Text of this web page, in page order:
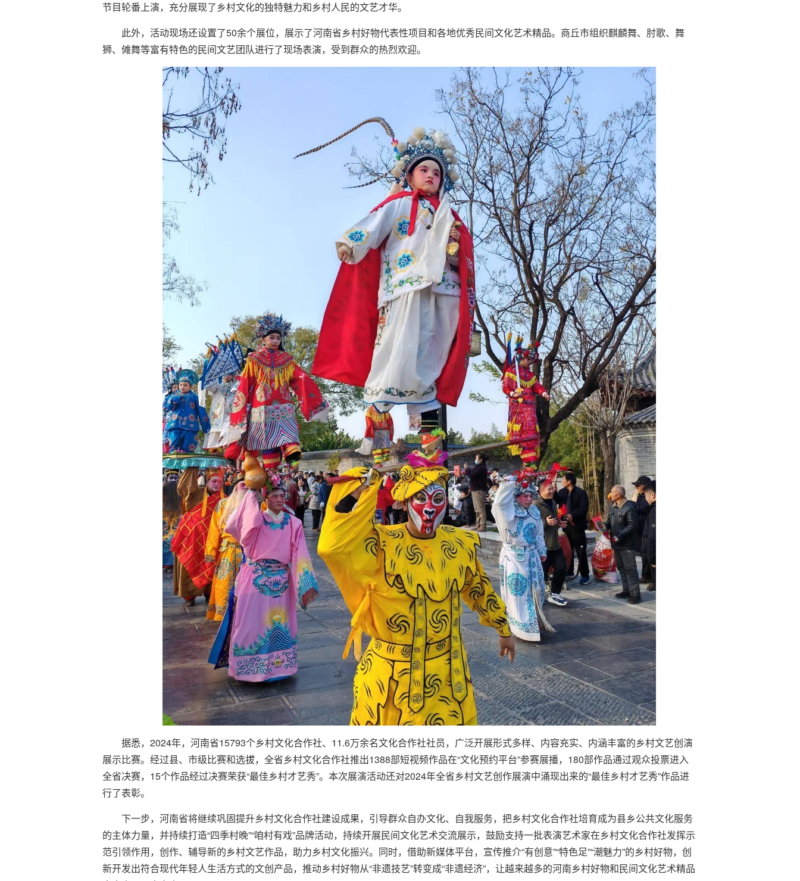
节目轮番上演，充分展现了乡村文化的独特魅力和乡村人民的文艺才华。
此外，活动现场还设置了50余个展位，展示了河南省乡村好物代表性项目和各地优秀民间文化艺术精品。商丘市组织麒麟舞、肘歌、舞
狮、傩舞等富有特色的民间文艺团队进行了现场表演，受到群众的热烈欢迎。
据悉，2024年，河南省15793个乡村文化合作社、11.6万余名文化合作社社员，广泛开展形式多样、内容充实、内涵丰富的乡村文艺创演
展示比赛。经过县、市级比赛和选拔，全省乡村文化合作社推出1388部短视频作品在“文化预约平台”参赛展播，180部作品通过观众投票进入
全省决赛，15个作品经过决赛荣获“最佳乡村才艺秀”。本次展演活动还对2024年全省乡村文艺创作展演中涌现出来的“最佳乡村才艺秀”作品进
行了表彰。
下一步，河南省将继续巩固提升乡村文化合作社建设成果，引导群众自办文化、自我服务，把乡村文化合作社培育成为县乡公共文化服务
的主体力量，并持续打造“四季村晚”“咱村有戏”品牌活动，持续开展民间文化艺术交流展示，鼓励支持一批表演艺术家在乡村文化合作社发挥示
范引领作用，创作、辅导新的乡村文艺作品，助力乡村文化振兴。同时，借助新媒体平台，宣传推介“有创意”“特色足”“潮魅力”的乡村好物，创
新开发出符合现代年轻人生活方式的文创产品，推动乡村好物从“非遗技艺”转变成“非遗经济”，让越来越多的河南乡村好物和民间文化艺术精品